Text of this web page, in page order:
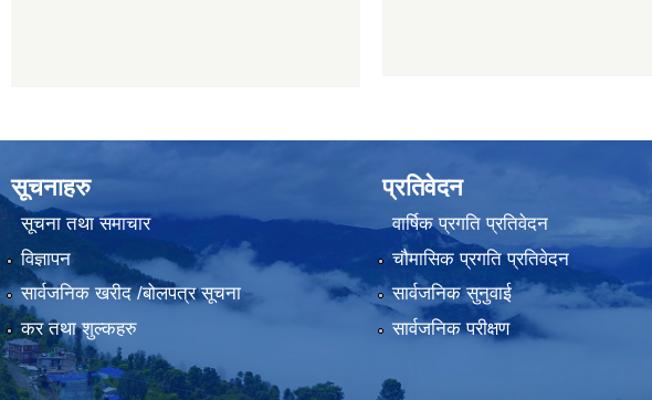
सूचनाहरु
सूचना तथा समाचार
विज्ञापन
सार्वजनिक खरीद /बोलपत्र सूचना
कर तथा शुल्कहरु
प्रतिवेदन
वार्षिक प्रगति प्रतिवेदन
चौमासिक प्रगति प्रतिवेदन
सार्वजनिक सुनुवाई
सार्वजनिक परीक्षण